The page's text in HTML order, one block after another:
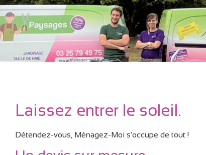
Laissez entrer le soleil.
Détendez-vous, Ménagez-Moi s’occupe de tout !